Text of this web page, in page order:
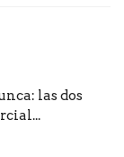
las dos